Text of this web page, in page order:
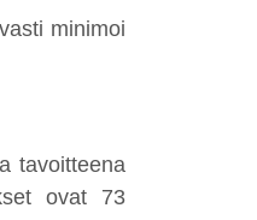
minimoi
tavoitteena
ovat 73